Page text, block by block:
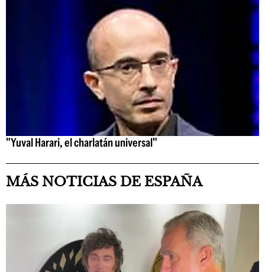
"Yuval Harari, el charlatán universal"
MÁS NOTICIAS DE ESPAÑA